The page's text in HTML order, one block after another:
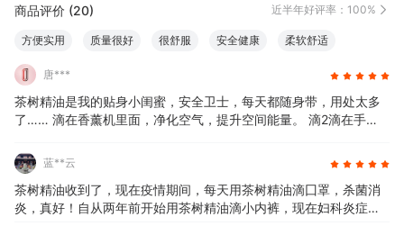
商品评价 (20) 近半年好评率：100%
方便实用 质量很好 很舒服 安全健康 柔软舒适
易于使用
唐***
茶树精油是我的贴身小闺蜜，安全卫士，每天都随身带，用处太多
了…… 滴在香薰机里面，净化空气，提升空间能量。 滴2滴在手
口水，口腔清新。 滴在慕斯里面洗澡，皮肤很舒爽。 滴在阿么斯里
面洗头，头皮很清凉。 湿疹的时候做了茶树精油喷雾，特别止痒 日
常滴在身体乳里擦身体，冬季皮肤不会痒。 慕斯洗完私处，滴在内
裤上，妇科一直芬芳健康……
蓝**云
茶树精油收到了，现在疫情期间，每天用茶树精油滴囗罩，杀菌消
炎，真好！自从两年前开始用茶树精油滴小内裤，现在妇科炎症没